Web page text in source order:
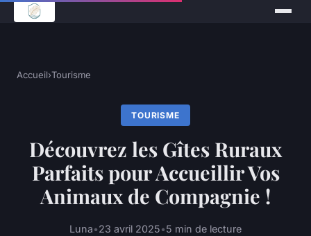
Accueil›Tourisme
TOURISME
Découvrez les Gîtes Ruraux
Parfaits pour Accueillir Vos
Animaux de Compagnie !
Luna•23 avril 2025•5 min de lecture